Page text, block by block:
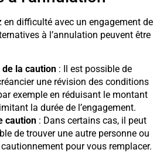
en difficulté avec un engagement de
à l’annulation peuvent être
de la caution : Il est possible de
une révision des conditions
exemple en réduisant le montant
la durée de l’engagement.
caution : Dans certains cas, il peut
de trouver une autre personne ou
pour vous remplacer.